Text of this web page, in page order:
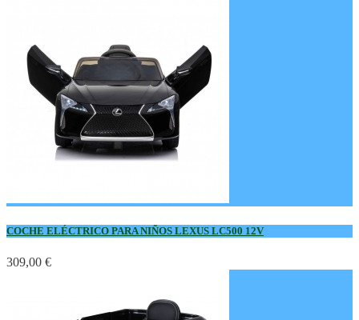
COCHE ELÉCTRICO PARA NIÑOS LEXUS LC500 12V
309,00 €